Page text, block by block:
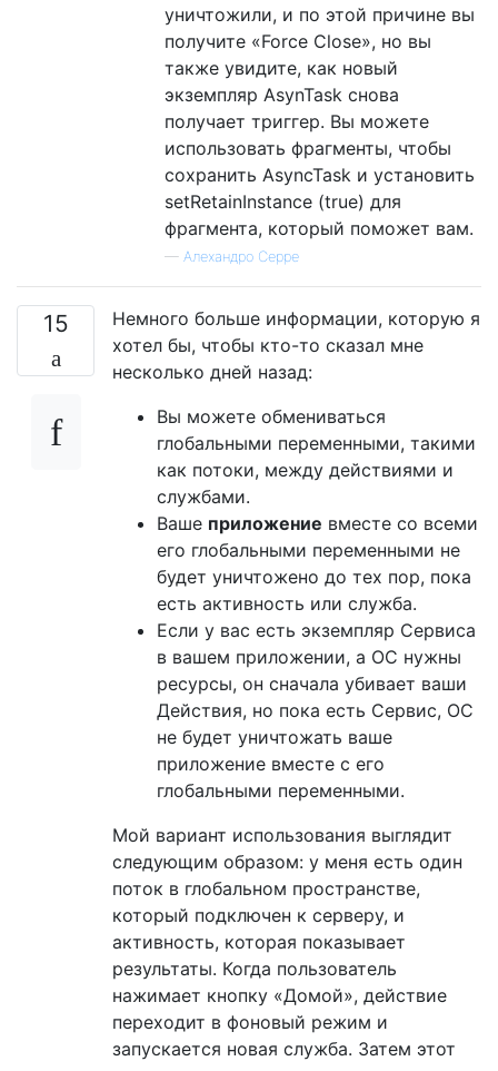
уничтожили, и по этой причине вы
получите «Force Close», но вы
также увидите, как новый
экземпляр AsynTask снова
получает триггер. Вы можете
использовать фрагменты, чтобы
сохранить AsyncTask и установить
setRetainInstance (true) для
фрагмента, который поможет вам.
— Алехандро Серре
15
Немного больше информации, которую я
хотел бы, чтобы кто-то сказал мне
несколько дней назад:
Вы можете обмениваться
глобальными переменными, такими
как потоки, между действиями и
службами.
Ваше приложение вместе со всеми
его глобальными переменными не
будет уничтожено до тех пор, пока
есть активность или служба.
Если у вас есть экземпляр Сервиса
в вашем приложении, а ОС нужны
ресурсы, он сначала убивает ваши
Действия, но пока есть Сервис, ОС
не будет уничтожать ваше
приложение вместе с его
глобальными переменными.
Мой вариант использования выглядит
следующим образом: у меня есть один
поток в глобальном пространстве,
который подключен к серверу, и
активность, которая показывает
результаты. Когда пользователь
нажимает кнопку «Домой», действие
переходит в фоновый режим и
запускается новая служба. Затем этот